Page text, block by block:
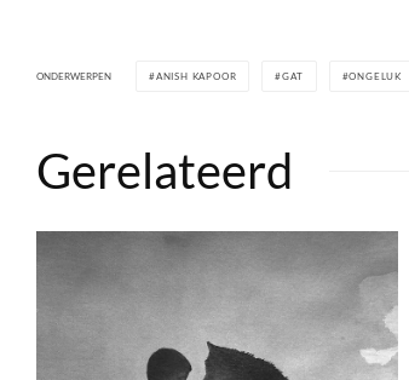
ONDERWERPEN ANISH KAPOOR GAT ONGELUK
Gerelateerd